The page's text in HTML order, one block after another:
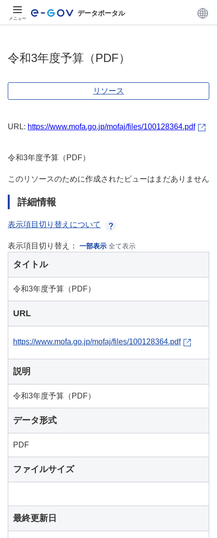
メニュー
データポータル
令和3年度予算（PDF）
リソース
URL: https://www.mofa.go.jp/mofaj/files/100128364.pdf
令和3年度予算（PDF）
このリソースのために作成されたビューはまだありません
詳細情報
表示項目切り替えについて
表示項目切り替え： 一部表示 全て表示
タイトル
令和3年度予算（PDF）
URL
https://www.mofa.go.jp/mofaj/files/100128364.pdf
説明
令和3年度予算（PDF）
データ形式
PDF
ファイルサイズ
最終更新日